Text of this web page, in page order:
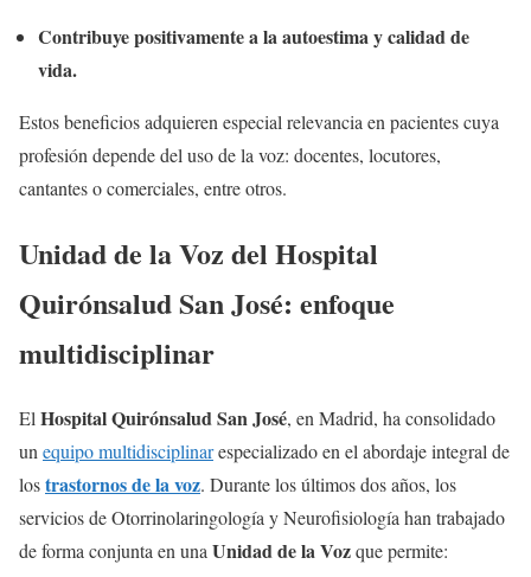
Contribuye positivamente a la autoestima y calidad de
vida.
Estos beneficios adquieren especial relevancia en pacientes cuya
profesión depende del uso de la voz: docentes, locutores,
cantantes o comerciales, entre otros.
Unidad de la Voz del Hospital
Quirónsalud San José: enfoque
multidisciplinar
El Hospital Quirónsalud San José, en Madrid, ha consolidado
un equipo multidisciplinarespecializado en el abordaje integral de
lostrastornos de la voz. Durante los últimos dos años, los
servicios de Otorrinolaringología y Neurofisiología han trabajado
de forma conjunta en una Unidad de la Vozque permite: